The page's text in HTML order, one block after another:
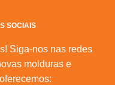
SOCIAIS
Siga-nos nas redes
molduras e